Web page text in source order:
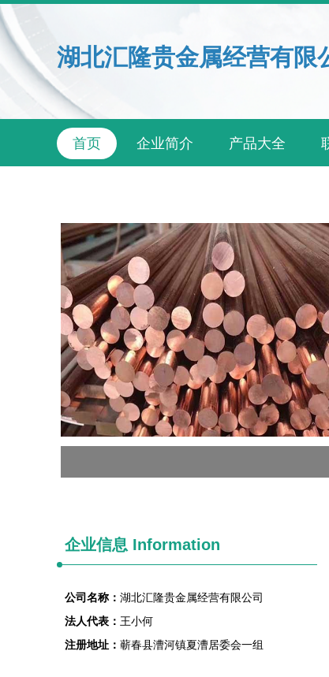
湖北汇隆贵金属经营有限
首页 企业简介 产品大全
企业信息 Information
公司名称： 湖北汇隆贵金属经营有限公司
法人代表： 王小何
注册地址： 蕲春县漕河镇夏漕居委会一组